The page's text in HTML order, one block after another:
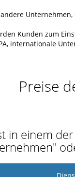
Kunden zum
internationale
Preise
in einem der